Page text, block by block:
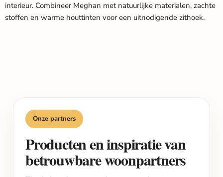
interieur. Combineer Meghan met natuurlijke materialen, zachte
stoffen en warme houttinten voor een uitnodigende zithoek.
Onze partners
Producten en inspiratie van
betrouwbare woonpartners